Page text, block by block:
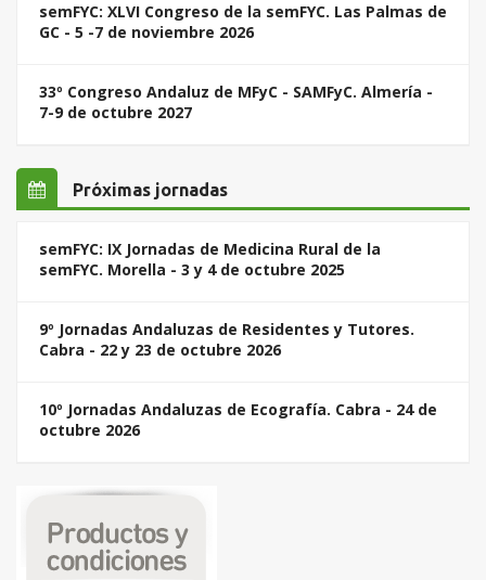
semFYC: XLVI Congreso de la semFYC. Las Palmas de
GC - 5 -7 de noviembre 2026
33º Congreso Andaluz de MFyC - SAMFyC. Almería -
7-9 de octubre 2027
Próximas jornadas
semFYC: IX Jornadas de Medicina Rural de la
semFYC. Morella - 3 y 4 de octubre 2025
9º Jornadas Andaluzas de Residentes y Tutores.
Cabra - 22 y 23 de octubre 2026
10º Jornadas Andaluzas de Ecografía. Cabra - 24 de
octubre 2026